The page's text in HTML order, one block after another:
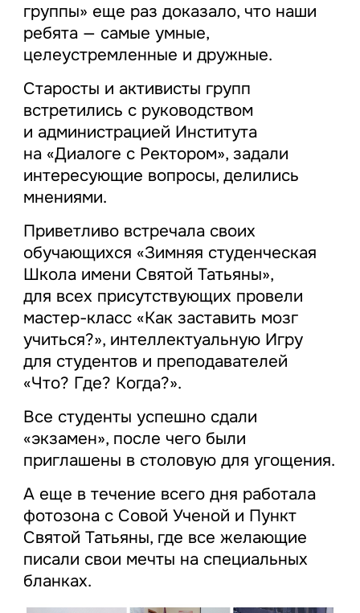
группы» еще раз доказало, что наши
ребята — самые умные,
целеустремленные и дружные.
Старосты и активисты групп
встретились с руководством
и администрацией Института
на «Диалоге с Ректором», задали
интересующие вопросы, делились
мнениями.
Приветливо встречала своих
обучающихся «Зимняя студенческая
Школа имени Святой Татьяны»,
для всех присутствующих провели
мастер-класс «Как заставить мозг
учиться?», интеллектуальную Игру
для студентов и преподавателей
«Что? Где? Когда?».
Все студенты успешно сдали
«экзамен», после чего были
приглашены в столовую для угощения.
А еще в течение всего дня работала
фотозона с Совой Ученой и Пункт
Святой Татьяны, где все желающие
писали свои мечты на специальных
бланках.